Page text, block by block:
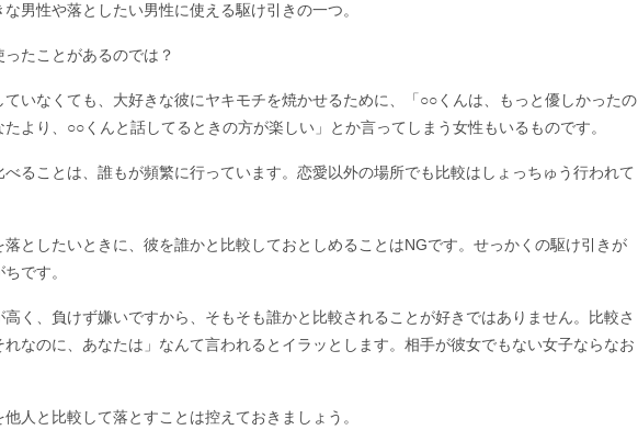
な男性や落としたい男性に使える駆け引きの一つ。
たことがあるのでは？
ていなくても、大好きな彼にヤキモチを焼かせるために、「○○くんは、もっと優しかったの
より、○○くんと話してるときの方が楽しい」とか言ってしまう女性もいるものです。
べることは、誰もが頻繁に行っています。恋愛以外の場所でも比較はしょっちゅう行われて
落としたいときに、彼を誰かと比較しておとしめることはNGです。せっかくの駆け引きが
です。
高く、負けず嫌いですから、そもそも誰かと比較されることが好きではありません。比較さ
れなのに、あなたは」なんて言われるとイラッとします。相手が彼女でもない女子ならなお
人と比較して落とすことは控えておきましょう。